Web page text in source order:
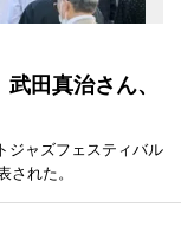
田真治さん、
ジャズフェスティバル
れた。